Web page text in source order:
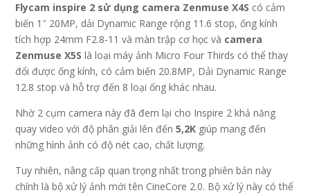
Flycam inspire 2 sử dụng camera Zenmuse X4S có cảm
biến 1″ 20MP, dải Dynamic Range rộng 11.6 stop, ống kính
tích hợp 24mm F2.8-11 và màn trập cơ học và camera
Zenmuse X5S là loại máy ảnh Micro Four Thirds có thể thay
đổi được ống kính, có cảm biến 20.8MP, Dải Dynamic Range
12.8 stop và hỗ trợ đến 8 loại ống khác nhau.
Nhờ 2 cụm camera này đã đem lại cho Inspire 2 khả năng
quay video với độ phân giải lên đến5,2K giúp mang đến
những hình ảnh có độ nét cao, chất lượng.
Tuy nhiên, nâng cấp quan trọng nhất trong phiên bản này
chính là bộ xử lý ảnh mới tên CineCore 2.0. Bộ xử lý này có thể